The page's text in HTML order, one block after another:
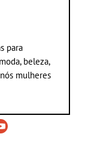
para
beleza,
mulheres